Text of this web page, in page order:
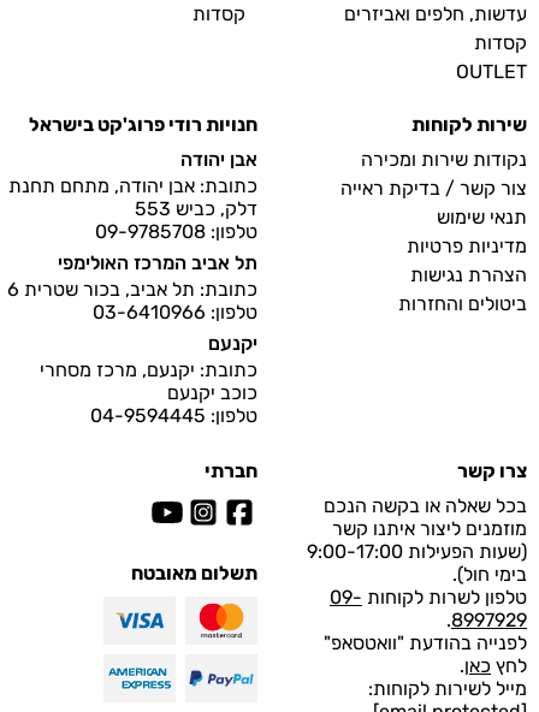
עדשות, חלפים ואביזרים
קסדות
OUTLET
קסדות
שירות לקוחות
נקודות שירות ומכירה
צור קשר / בדיקת ראייה
תנאי שימוש
מדיניות פרטיות
הצהרת נגישות
ביטולים והחזרות
חנויות רודי פרוג'קט בישראל
אבן יהודה
כתובת: אבן יהודה, מתחם תחנת
דלק, כביש 553
טלפון: 09-9785708
תל אביב המרכז האולימפי
כתובת: תל אביב, בכור שטרית 6
טלפון: 03-6410966
יקנעם
כתובת: יקנעם, מרכז מסחרי
כוכב יקנעם
טלפון: 04-9594445
צרו קשר
בכל שאלה או בקשה הנכם
מוזמנים ליצור איתנו קשר
(שעות הפעילות 9:00-17:00
בימי חול).
טלפון לשרות לקוחות 09-
8997929
.
לפנייה בהודעת "וואטסאפ"
לחץ כאן.
מייל לשירות לקוחות:
חברתי
תשלום מאובטח